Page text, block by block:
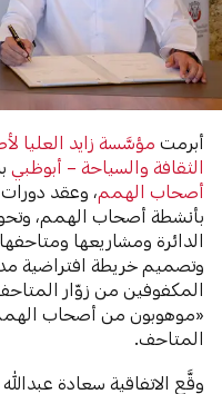
أبرمتمؤسَّسة زايد العليا
الثقافة والسياحة – أبوظبي
أصحاب الهمم، وعقد دورات
بأنشطة أصحاب الهمم،
الدائرة ومشاريعها ومتاحفها
وتصميم خريطة افتراضية
المكفوفين من زوّار المتاحف
«موهوبون من أصحاب
المتاحف.
وقَّع الاتفاقية سعادة